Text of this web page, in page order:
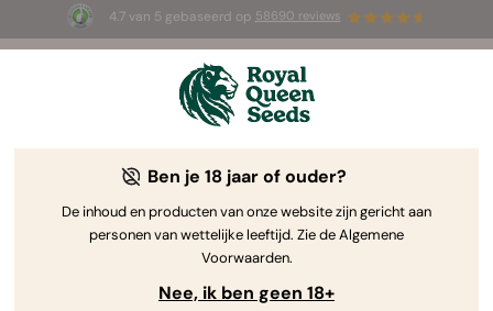
4.7 van 5 gebaseerd op 58690 reviews
☀️ Summer Sales: tot wel 50% korting
op geselecteerde producten! ⏤
The RQS Blog
Cannabis Lifestyle Blogs
Ben je 18 jaar of ouder?
De inhoud en producten van onze website zijn gericht aan
personen van wettelijke leeftijd. Zie de Algemene
Voorwaarden.
Nee, ik ben geen 18+